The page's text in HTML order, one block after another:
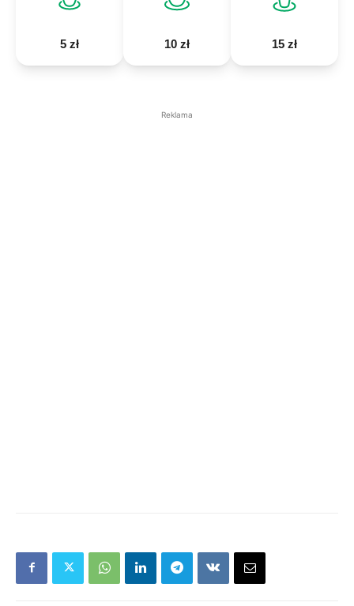
5 zł 10 zł 15 zł
Reklama